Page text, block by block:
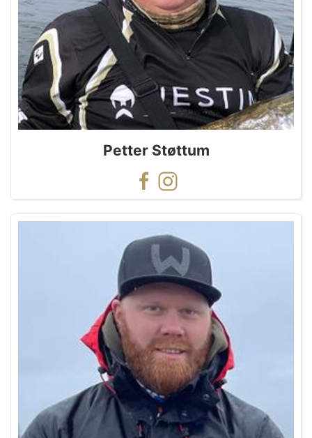
Petter Støttum